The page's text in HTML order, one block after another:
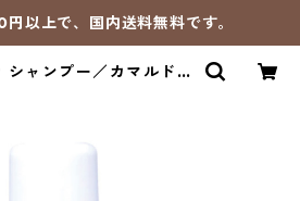
以上で、国内送料無料です。
ャンプー／カマルドリ